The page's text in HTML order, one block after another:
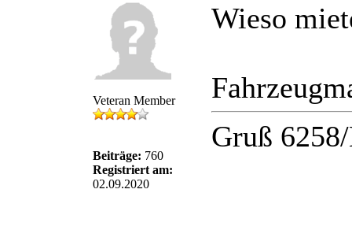
Veteran Member
Beiträge: 760
Registriert am:
02.09.2020
Wieso
Gruß